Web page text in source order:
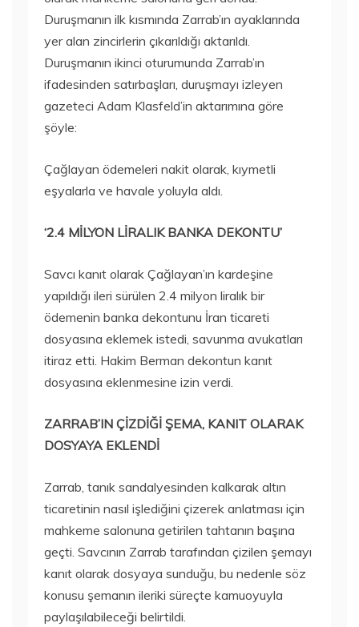
Duruşmanın ilk kısmında Zarrab’ın ayaklarında
yer alan zincirlerin çıkarıldığı aktarıldı.
Duruşmanın ikinci oturumunda Zarrab’ın
ifadesinden satırbaşları, duruşmayı izleyen
gazeteci Adam Klasfeld’in aktarımına göre
şöyle:
Çağlayan ödemeleri nakit olarak, kıymetli
eşyalarla ve havale yoluyla aldı.
‘2.4 MİLYON LİRALIK BANKA DEKONTU’
​Savcı kanıt olarak Çağlayan’ın kardeşine
yapıldığı ileri sürülen 2.4 milyon liralık bir
ödemenin banka dekontunu İran ticareti
dosyasına eklemek istedi, savunma avukatları
itiraz etti. Hakim Berman dekontun kanıt
dosyasına eklenmesine izin verdi.
ZARRAB’IN ÇİZDİĞİ ŞEMA, KANIT OLARAK
DOSYAYA EKLENDİ
Zarrab, tanık sandalyesinden kalkarak altın
ticaretinin nasıl işlediğini çizerek anlatması için
mahkeme salonuna getirilen tahtanın başına
geçti. Savcının Zarrab tarafından çizilen şemayı
kanıt olarak dosyaya sunduğu, bu nedenle söz
konusu şemanın ileriki süreçte kamuoyuyla
paylaşılabileceği belirtildi.